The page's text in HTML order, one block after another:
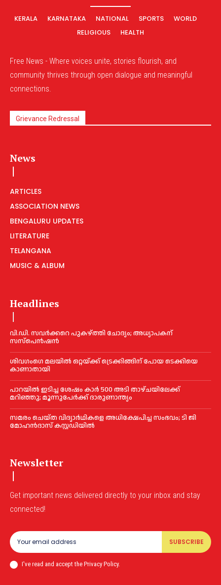
KERALA KARNATAKA NATIONAL SPORTS
WORLD
RELIGIOUS
HEALTH
Free News - Where voices unite, stories flourish, and
community thrives through open dialogue and meaningful
connections.
Grievance Redressal
News
ARTICLES
ASSOCIATION NEWS
BENGALURU UPDATES
LITERATURE
TELANGANA
MUSIC & ALBUM
Headlines
വി.ഡി. സവർക്കറെ പുകഴ്ത്തി ചോദ്യം; അധ്യാപകന്
സസ്പെൻഷൻ
ശിവഗംഗെ മലയിൽ ഒറ്റയ്ക്ക് ട്രെക്കിങ്ങിന് പോയ ടെക്കിയെ
കാണാതായി
പാറയിൽ ഇടിച്ച ശേഷം കാർ 500 അടി താഴ്ചയിലേക്ക്
മറിഞ്ഞു; മൂന്നുപേർക്ക് ദാരുണാന്ത്യം
സമരം ചെയ്ത വിദ്യാര്‍ഥികളെ അധിക്ഷേപിച്ച സംഭവം; ടി ജി
മോഹന്‍ദാസ് കസ്റ്റഡിയിൽ
Newsletter
Get important news delivered directly to your inbox and stay
connected!
SUBSCRIBE
I've read and accept the Privacy Policy.